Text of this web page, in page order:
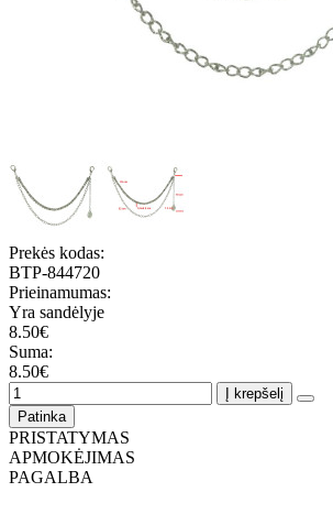
Prekės kodas:
BTP-844720
Prieinamumas:
Yra sandėlyje
8.50€
Suma:
8.50€
Į krepšelį
Patinka
PRISTATYMAS
APMOKĖJIMAS
PAGALBA